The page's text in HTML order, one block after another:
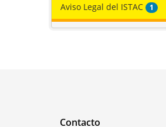
Aviso Legal del ISTAC 1
Contacto